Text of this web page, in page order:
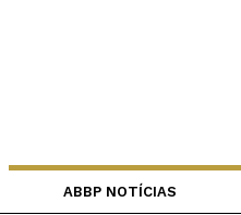
ABBP NOTÍCIAS